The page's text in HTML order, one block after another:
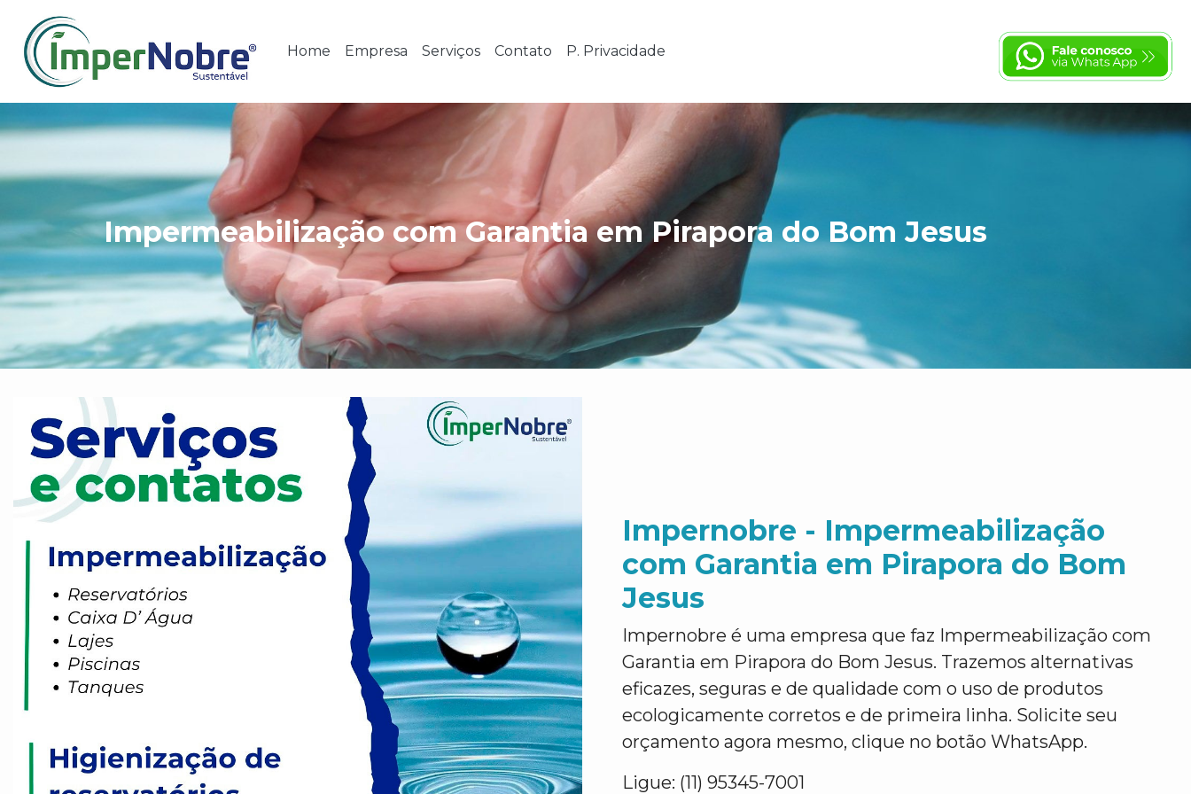
Home Empresa Serviços Contato P. Privacidade
Impermeabilização com Garantia em Pirapora do Bom Jesus
Impernobre - Impermeabilização
com Garantia em Pirapora do Bom
Jesus
Impernobre é uma empresa que faz Impermeabilização com
Garantia em Pirapora do Bom Jesus. Trazemos alternativas
eficazes, seguras e de qualidade com o uso de produtos
ecologicamente corretos e de primeira linha. Solicite seu
orçamento agora mesmo, clique no botão WhatsApp.
Ligue: (11) 95345-7001